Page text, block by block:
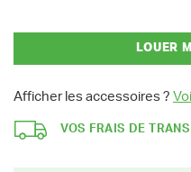
LOUER
Afficher les accessoires ?
VOS FRAIS DE